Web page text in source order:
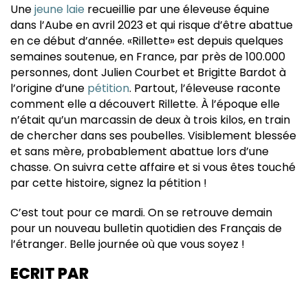
Unejeune laie recueillie par une éleveuse équine
dans l’Aube en avril 2023 et qui risque d’être abattue
en ce début d’année. «Rillette» est depuis quelques
semaines soutenue, en France, par près de 100.000
personnes, dont Julien Courbet et Brigitte Bardot à
l’origine d’une pétition. Partout, l’éleveuse raconte
comment elle a découvert Rillette. À l’époque elle
n’était qu’un marcassin de deux à trois kilos, en train
de chercher dans ses poubelles. Visiblement blessée
et sans mère, probablement abattue lors d’une
chasse. On suivra cette affaire et si vous êtes touché
par cette histoire, signez la pétition !
C’est tout pour ce mardi. On se retrouve demain
pour un nouveau bulletin quotidien des Français de
l’étranger. Belle journée où que vous soyez !
ECRIT PAR